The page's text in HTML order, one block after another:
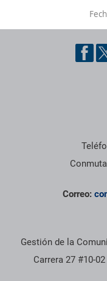
Correo:
Gestión de la
Carrera 27 #10-